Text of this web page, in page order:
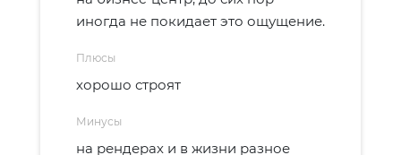
иногда не покидает это ощущение.
Плюсы
хорошо строят
Минусы
на рендерах и в жизни разное